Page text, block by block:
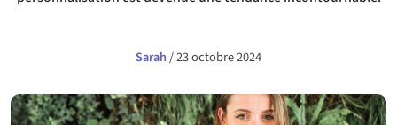
Sarah/23 octobre 2024